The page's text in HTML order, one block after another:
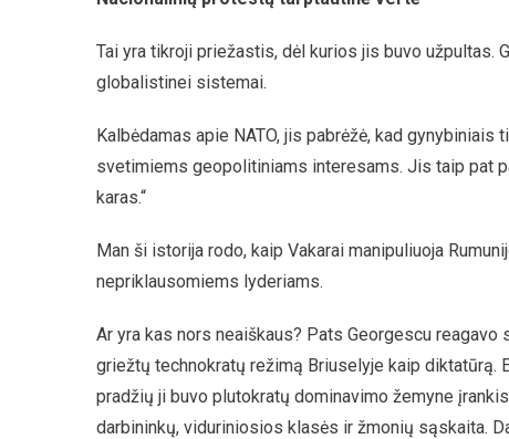
Tai yra tikroji priežastis, dėl kurios jis buvo užpultas.
globalistinei sistemai.
Kalbėdamas apie NATO, jis pabrėžė, kad
svetimiems geopolitiniams interesams. Jis taip pat
karas.“
Man ši istorija rodo, kaip Vakarai manipuliuoja
nepriklausomiems lyderiams.
Ar yra kas nors neaiškaus? Pats Georgescu
griežtų technokratų režimą Briuselyje kaip diktatūrą.
pradžių ji buvo plutokratų dominavimo žemyne
darbininkų, viduriniosios klasės ir žmonių sąskaita.